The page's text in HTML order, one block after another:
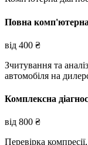
Повна комп'ютерна
від 400 ₴
Зчитування та
автомобіля на
Комплексна
від 800 ₴
Перевірка